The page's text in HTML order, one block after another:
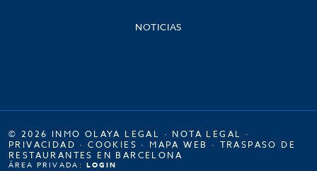
NOTICIAS
© 2026 INMO OLAYA LEGAL · NOTA LEGAL ·
PRIVACIDAD ·COOKIES · MAPA WEB · TRASPASO DE
RESTAURANTES EN BARCELONA
ÁREA PRIVADA: LOGIN